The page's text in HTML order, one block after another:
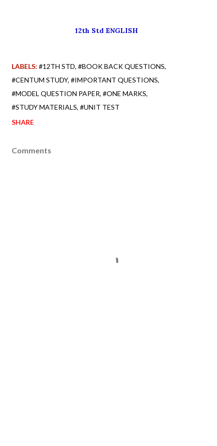
12th Std ENGLISH
LABELS: #12TH STD #BOOK BACK QUESTIONS
#CENTUM STUDY #IMPORTANT QUESTIONS
#MODEL QUESTION PAPER #ONE MARKS
#STUDY MATERIALS #UNIT TEST
SHARE
Comments